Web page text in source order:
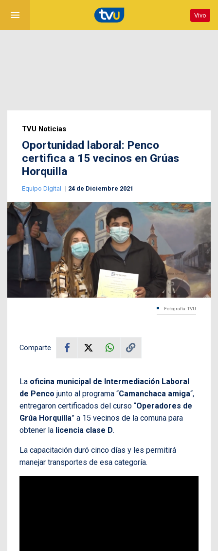
menu Vivo
TVU Noticias
Oportunidad laboral: Penco
certifica a 15 vecinos en Grúas
Horquilla
Equipo Digital 24 de Diciembre 2021
Fotografía: TVU
Comparte
La oficina municipal de Intermediación Laboral
de Penco junto al programa “Camanchaca amiga“,
entregaron certificados del curso “Operadores de
Grúa Horquilla” a 15 vecinos de la comuna para
obtener la licencia clase D.
La capacitación duró cinco días y les permitirá
manejar transportes de esa categoría.